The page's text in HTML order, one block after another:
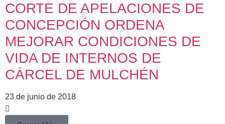
CORTE DE APELACIONES DE
CONCEPCIÓN ORDENA
MEJORAR CONDICIONES DE
VIDA DE INTERNOS DE
CÁRCEL DE MULCHÉN
23 de junio de 2018